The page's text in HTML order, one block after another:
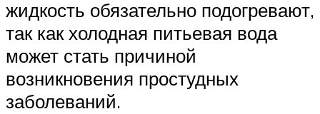
жидкость обязательно подогревают,
так как холодная питьевая вода
может стать причиной
возникновения простудных
заболеваний.